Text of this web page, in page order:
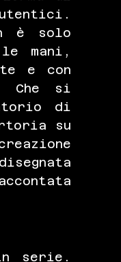
è solo
mani,
e con
Che si
di
su
serie.